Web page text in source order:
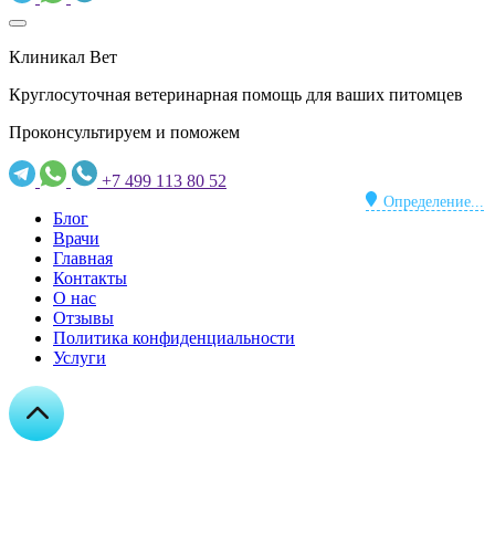
Клиникал Вет
Круглосуточная ветеринарная помощь для ваших питомцев
Проконсультируем и поможем
+7 499 113 80 52
Определение...
Блог
Врачи
Главная
Контакты
О нас
Отзывы
Политика конфиденциальности
Услуги